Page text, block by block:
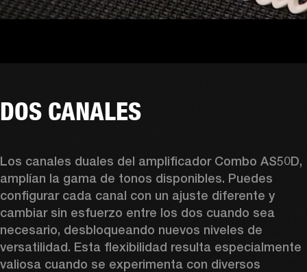
DOS CANALES
Los canales duales del amplificador Combo AS50D,
amplían la gama de tonos disponibles. Puedes
configurar cada canal con un ajuste diferente y
cambiar sin esfuerzo entre los dos cuando sea
necesario, desbloqueando nuevos niveles de
versatilidad. Esta flexibilidad resulta especialmente
valiosa cuando se experimenta con diversos